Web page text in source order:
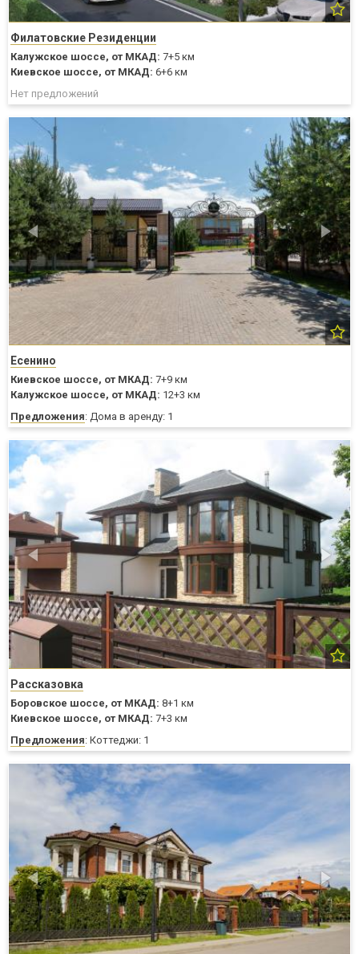
Филатовские Резиденции
Калужское шоссе, от МКАД: 7+5 км
Киевское шоссе, от МКАД: 6+6 км
Нет предложений
Есенино
Киевское шоссе, от МКАД: 7+9 км
Калужское шоссе, от МКАД: 12+3 км
Предложения: Дома в аренду: 1
Рассказовка
Боровское шоссе, от МКАД: 8+1 км
Киевское шоссе, от МКАД: 7+3 км
Предложения: Коттеджи: 1